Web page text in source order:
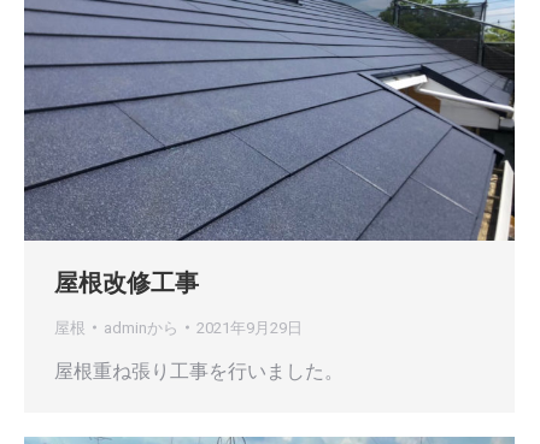
屋根改修工事
屋根 adminから 2021年9月29日
屋根重ね張り工事を行いました。